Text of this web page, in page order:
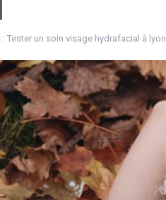
: Tester un soin visage hydrafacial à lyon